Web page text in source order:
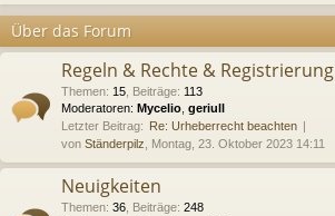
ug
Über das Forum
Regeln & Rechte & Registrierung
Themen: 15 Beiträge: 113
Moderatoren: Mycelio geriull
Letzter Beitrag: Re: Urheberrecht beachten
von Ständerpilz , Montag, 23. Oktober 2023 14:11
Neuigkeiten
Themen: 36 Beiträge: 248